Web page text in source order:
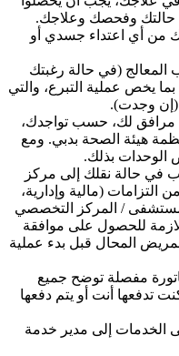
وفحصك وعلاجك.
من أي اعتداء جسدي أو
(في حالة رغبتك
يخص عملية التبرع، والتي
(إن وجدت).
مرافق لك، حسب تواجدك،
هيئة الصحة بدبي. ومع
الوحدات بذلك.
في حالة نقلك إلى مركز
التزامات (مالية وإدارية،
/ المركز التخصصي
للحصول على موافقة
المحال قبل بدء عملية
مفصلة توضح جميع
تدفعها أنت أو يتم دفعها
الخدمات إلى مدير خدمة